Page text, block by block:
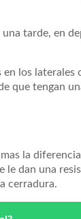
tarde, en
los
que tengan
la
dan una
cerradura.